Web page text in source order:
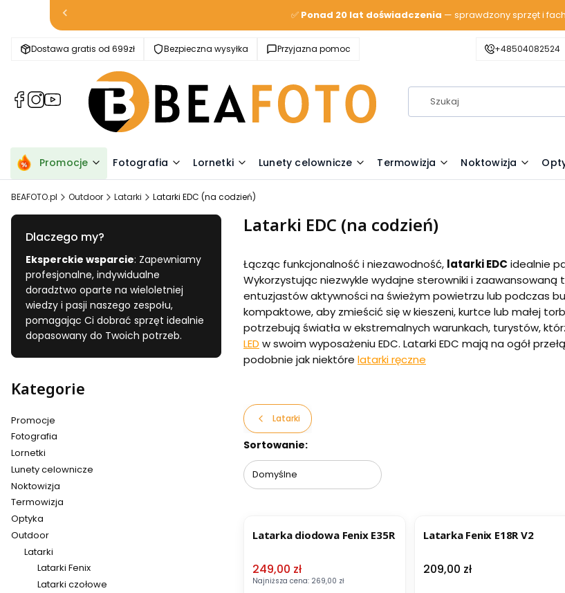
✅ Ponad 20 lat doświadczenia — sprawdzony sprzęt i
Dostawa gratis od 699zł Bezpieczna wysyłka Przyjazna pomoc +48504082524
(Otwiera
karcie)
(Otwiera
karcie)
(Otwiera
karcie)
Promocje Fotografia Lornetki Lunety celownicze Termowizja Noktowizja
BEAFOTO.pl Outdoor Latarki Latarki EDC (na codzień)
Dlaczego my?
Eksperckie wsparcie: Zapewniamy
profesjonalne, indywidualne
doradztwo oparte na wieloletniej
wiedzy i pasji naszego zespołu,
pomagając Ci dobrać sprzęt idealnie
dopasowany do Twoich potrzeb.
Kategorie
Promocje
Fotografia
Lornetki
Lunety celownicze
Noktowizja
Termowizja
Optyka
Outdoor
Latarki
Latarki Fenix
Latarki czołowe
Latarki EDC (na codzień)
Łącząc funkcjonalność i niezawodność, latarki EDC idealnie
Wykorzystując niezwykle wydajne sterowniki i zaawansowaną
entuzjastów aktywności na świeżym powietrzu lub podczas
kompaktowe, aby zmieścić się w kieszeni, kurtce lub małej
potrzebują światła w ekstremalnych warunkach, turystów,
LED w swoim wyposażeniu EDC. Latarki EDC mają na ogół
podobnie jak niektóre latarki ręczne
Latarki
Lista produktów
Sortowanie:
Domyślne
Latarka diodowa Fenix E35R
Cena promocyjna
249,00 zł
Najniższa cena: 269,00 zł
Latarka Fenix E18R V2
Cena
209,00 zł